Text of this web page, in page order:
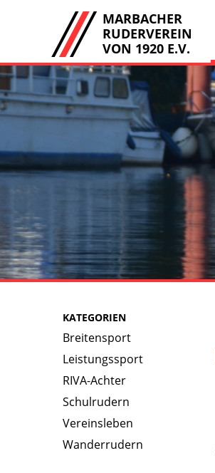
MARBACHER
RUDERVEREIN
VON 1920 E.V.
KATEGORIEN
Breitensport
Leistungssport
RIVA-Achter
Schulrudern
Vereinsleben
Wanderrudern